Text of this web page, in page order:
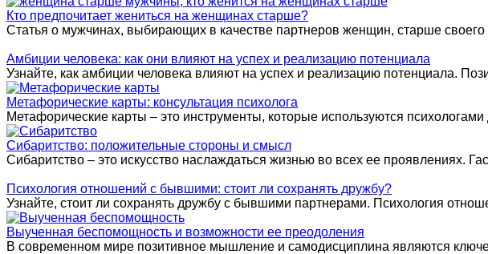
Кто предпочитает жениться на женщинах старше?
Статья о мужчинах, выбирающих в качестве партнеров женщин, старше
Амбиции человека: как они влияют на успех и реализацию потенциала
Узнайте, как амбиции человека влияют на успех и реализацию потенциала.
Метафорические карты: консультация психолога
Метафорические карты – это инструменты, которые используются
Сибаритство: положительные стороны и смысл
Сибаритство – это искусство наслаждаться жизнью во всех ее проявлениях.
Психология отношений с бывшими: стоит ли сохранять дружбу?
Узнайте, стоит ли сохранять дружбу с бывшими партнерами. Психология
Выученная беспомощность и возможности ее преодоления
В современном мире позитивное мышление и самодисциплина являются